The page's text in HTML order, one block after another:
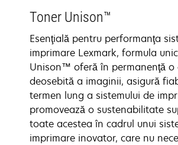
Toner Unison™
Esenţială pentru performanţa
imprimare Lexmark, formula
Unison™ oferă în permanenţă o
deosebită a imaginii, asigură
termen lung a sistemului de
promovează o sustenabilitate
toate acestea în cadrul unui
imprimare inovator, care nu